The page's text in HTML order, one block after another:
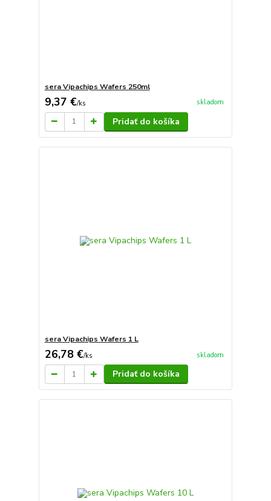
sera Vipachips Wafers 250ml
9,37 €/ks skladom
Pridať do košíka
sera Vipachips Wafers 1 L
26,78 €/ks skladom
Pridať do košíka